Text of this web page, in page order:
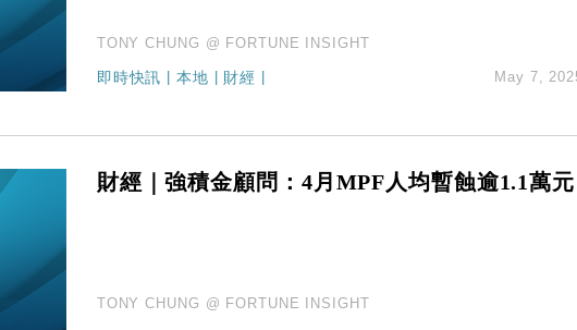
TONY CHUNG @ FORTUNE INSIGHT
即時快訊 |本地 財經 May 7,
財經｜強積金顧問：4月MPF人均暫蝕逾1.1萬元
TONY CHUNG @ FORTUNE INSIGHT